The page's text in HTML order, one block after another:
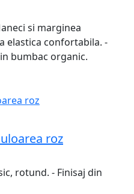
si marginea
elastica confortabila. -
bumbac organic.
roz
rotund. - Finisaj din